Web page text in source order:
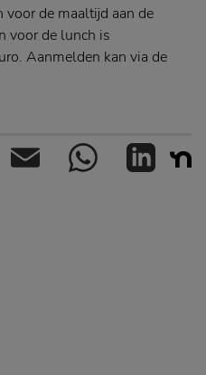
de maaltijd aan de
voor de lunch is
Aanmelden kan via de